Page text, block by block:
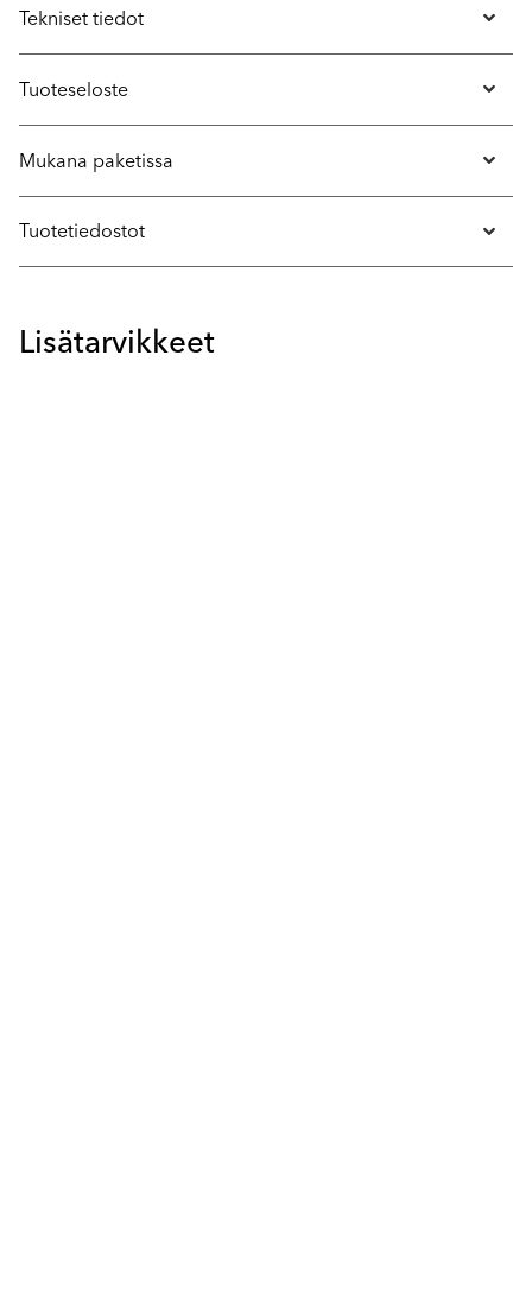
Tekniset tiedot
Tuoteseloste
Mukana paketissa
Tuotetiedostot
Lisätarvikkeet